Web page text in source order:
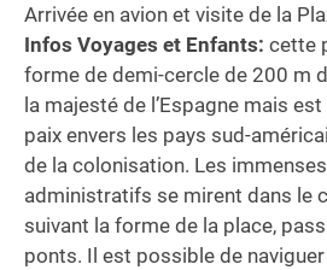
Arrivée en avion et visite de la
Infos Voyages et Enfants: cette
forme de demi-cercle de 200 m
la majesté de l’Espagne mais
paix envers les pays sud-
de la colonisation. Les
administratifs se mirent dans le
suivant la forme de la place,
ponts. Il est possible de